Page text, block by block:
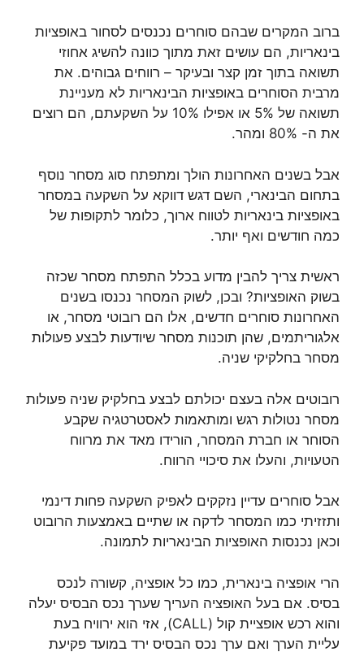
ברוב המקרים שבהם סוחרים נכנסים לסחור באופציות
בינאריות, הם עושים זאת מתוך כוונה להשיג אחוזי
תשואה בתוך זמן קצר ובעיקר – רווחים גבוהים. את
מרבית הסוחרים באופציות הבינאריות לא מעניינת
תשואה של 5% או אפילו 10% על השקעתם, הם רוצים
את ה- 80% ומהר.
אבל בשנים האחרונות הולך ומתפתח סוג מסחר נוסף
בתחום הבינארי, השם דגש דווקא על השקעה במסחר
באופציות בינאריות לטווח ארוך, כלומר לתקופות של
כמה חודשים ואף יותר.
ראשית צריך להבין מדוע בכלל התפתח מסחר שכזה
בשוק האופציות? ובכן, לשוק המסחר נכנסו בשנים
האחרונות סוחרים חדשים, אלו הם רובוטי מסחר, או
אלגוריתמים, שהן תוכנות מסחר שיודעות לבצע פעולות
מסחר בחלקיקי שניה.
רובוטים אלה בעצם יכולתם לבצע בחלקיק שניה פעולות
מסחר נטולות רגש ומותאמות לאסטרטגיה שקבע
הסוחר או חברת המסחר, הורידו מאד את מרווח
הטעויות, והעלו את סיכויי הרווח.
אבל סוחרים עדיין נזקקים לאפיק השקעה פחות דינמי
ותזזיתי כמו המסחר לדקה או שתיים באמצעות הרובוט
וכאן נכנסות האופציות הבינאריות לתמונה.
הרי אופציה בינארית, כמו כל אופציה, קשורה לנכס
בסיס. אם בעל האופציה העריך שערך נכס הבסיס יעלה
והוא רכש אופציית קול (CALL), אזי הוא ירוויח בעת
עליית הערך ואם ערך נכס הבסיס ירד במועד פקיעת